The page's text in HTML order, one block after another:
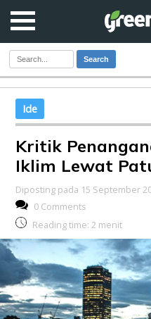
Search
Ide
Kritik
Iklim Lewat
Diposting pada 15 September
0 Comments
Reading time: 2 menit